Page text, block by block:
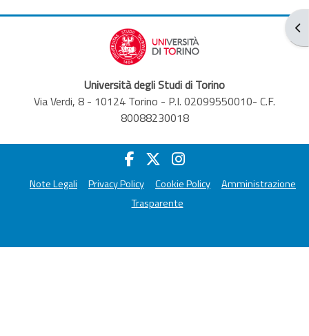
Università degli Studi di Torino
Via Verdi, 8 - 10124 Torino - P.I. 02099550010- C.F.
80088230018
Note Legali Privacy Policy Cookie Policy
Amministrazione
Trasparente